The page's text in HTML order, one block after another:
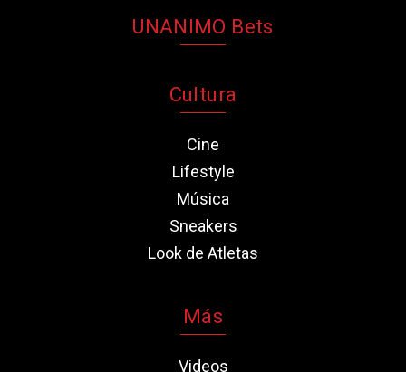
UNANIMO Bets
Cultura
Cine
Lifestyle
Música
Sneakers
Look de Atletas
Más
Videos